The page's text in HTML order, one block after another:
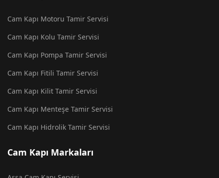
Cam Kapı Motoru Tamir Servisi
Cam Kapı Kolu Tamir Servisi
Cam Kapı Pompa Tamir Servisi
Cam Kapı Fitili Tamir Servisi
Cam Kapı Kilit Tamir Servisi
Cam Kapı Menteşe Tamir Servisi
Cam Kapı Hidrolik Tamir Servisi
Cam Kapı Markaları